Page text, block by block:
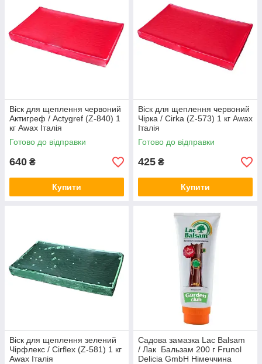
Віск для щеплення червоний
Актигреф / Actygref (Z-840) 1
кг Awax Італія
Готово до відправки
640 ₴
Купити
Віск для щеплення червоний
Чірка / Cirka (Z-573) 1 кг Awax
Італія
Готово до відправки
425 ₴
Купити
Віск для щеплення зелений
Чірфлекс / Cirflex (Z-581) 1 кг
Awax Італія
Садова замазка Lac Balsam
/ Лак Бальзам 200 г Frunol
Delicia GmbH Німеччина